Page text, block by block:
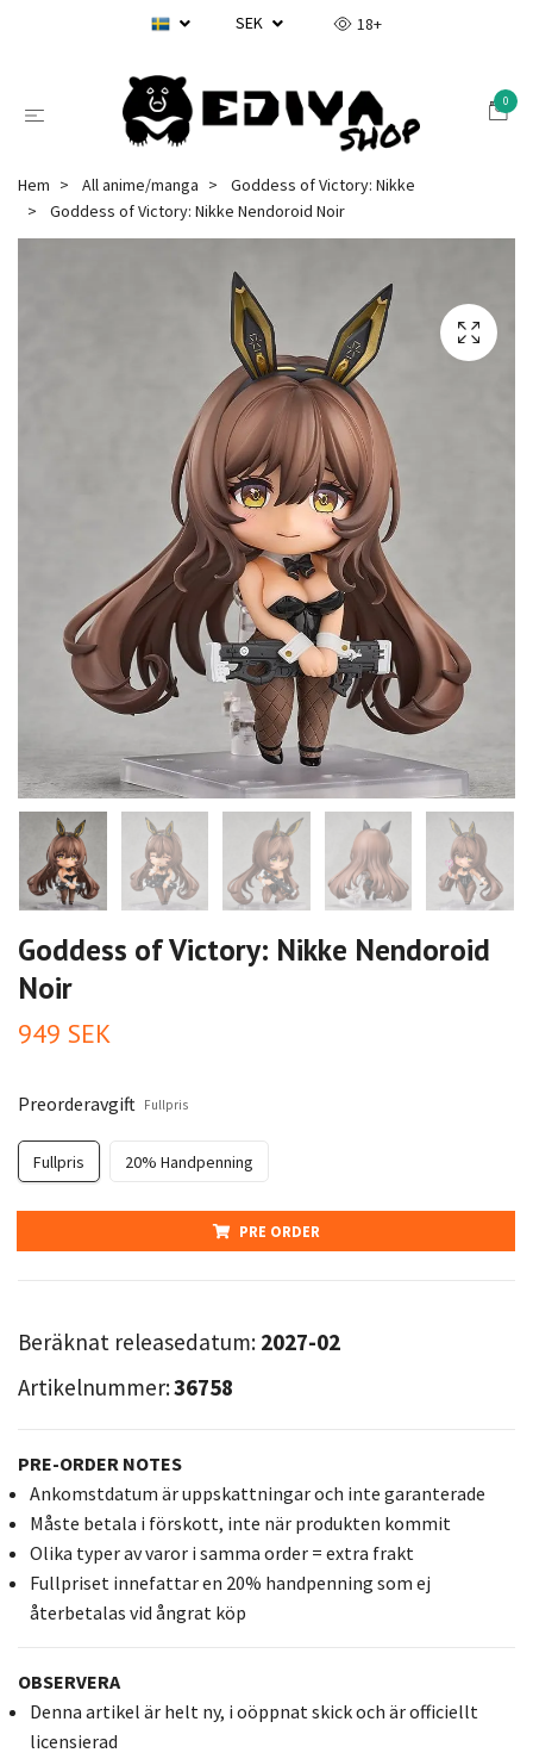
SEK 18+
0
Hem All anime/manga
Goddess of Victory: Nikke
Goddess of Victory: Nikke Nendoroid Noir
Goddess of Victory: Nikke Nendoroid
Noir
949 SEK
Preorderavgift Fullpris
Fullpris 20% Handpenning
PRE ORDER
Beräknat releasedatum: 2027-02
Artikelnummer:36758
PRE-ORDER NOTES
Ankomstdatum är uppskattningar och inte garanterade
Måste betala i förskott, inte när produkten kommit
Olika typer av varor i samma order = extra frakt
Fullpriset innefattar en 20% handpenning som ej
återbetalas vid ångrat köp
OBSERVERA
Denna artikel är helt ny, i oöppnat skick och är officiellt
licensierad